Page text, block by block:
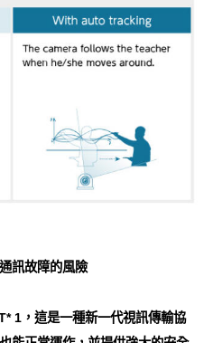
訊故障的風險
1，這是一種新一代視訊傳輸協